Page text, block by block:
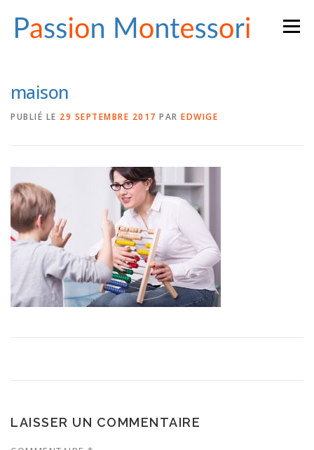
Menu
maison
PUBLIÉ LE 29 SEPTEMBRE 2017 PAR EDWIGE
LAISSER UN COMMENTAIRE